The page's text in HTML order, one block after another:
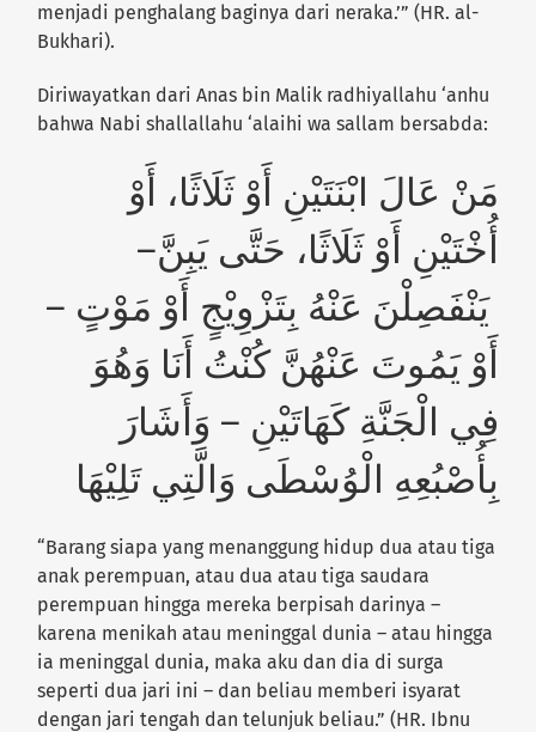
menjadi penghalang baginya dari neraka.’” (HR. al-
Bukhari).
Diriwayatkan dari Anas bin Malik radhiyallahu ‘anhu
bahwa Nabi shallallahu ‘alaihi wa sallam bersabda:
مَنْ عَالَ ابْنَتَيْنِ أَوْ ثَلَاثًا، أَوْ
أُخْتَيْنِ أَوْ ثَلَاثًا، حَتَّى يَبِنَّ–
يَنْفَصِلْنَ عَنْهُ بِتَزْوِيْجٍ أَوْ مَوْتٍ –
أَوْ يَمُوتَ عَنْهُنَّ كُنْتُ أَنَا وَهُوَ
فِي الْجَنَّةِ كَهَاتَيْنِ – وَأَشَارَ
بِأُصْبُعِهِ الْوُسْطَى وَالَّتِي تَلِيْهَا
“Barang siapa yang menanggung hidup dua atau tiga
anak perempuan, atau dua atau tiga saudara
perempuan hingga mereka berpisah darinya –
karena menikah atau meninggal dunia – atau hingga
ia meninggal dunia, maka aku dan dia di surga
seperti dua jari ini – dan beliau memberi isyarat
dengan jari tengah dan telunjuk beliau.” (HR. Ibnu